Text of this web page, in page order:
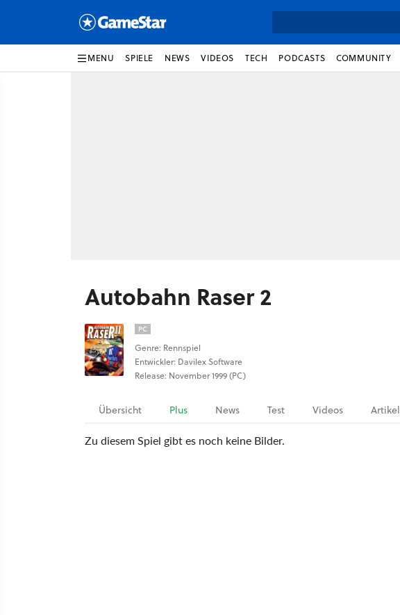
MENU SPIELE NEWS VIDEOS TECH PODCASTS COMMUNITY
Autobahn Raser 2
PC
Genre: Rennspiel
Entwickler: Davilex Software
Release: November 1999 (PC)
Übersicht Plus News Test Videos Artikel
Zu diesem Spiel gibt es noch keine Bilder.